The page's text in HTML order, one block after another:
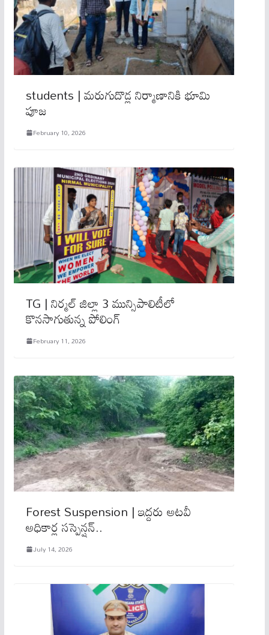
students | మరుగుదొడ్ల నిర్మాణానికి భూమి
పూజ
February 10, 2026
TG | నిర్మల్ జిల్లా 3 మున్సిపాలిటీలో
కొనసాగుతున్న పోలింగ్
February 11, 2026
Forest Suspension | ఇద్దరు అటవీ
అధికార్ల సస్పెన్షన్..
July 14, 2026